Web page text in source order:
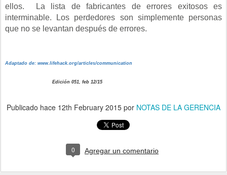
ellos. La lista de fabricantes de errores exitosos es
interminable. Los perdedores son simplemente personas
que no se levantan después de errores.
Adaptado de:www.lifehack.org/articles/communication
Edición 051, feb 12/15
Publicado hace 12th February 2015 por NOTAS DE LA GERENCIA
0 Agregar un comentario